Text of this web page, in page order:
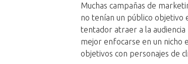
Muchas campañas de
no tenían un público objetivo
tentador atraer a la
mejor enfocarse en un nicho
objetivos con personajes de